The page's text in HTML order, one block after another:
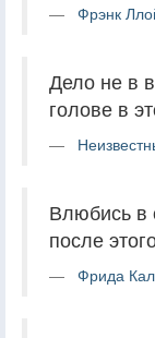
Фрэнк
Дело не в
голове в
Влюбись в
после
Фрида